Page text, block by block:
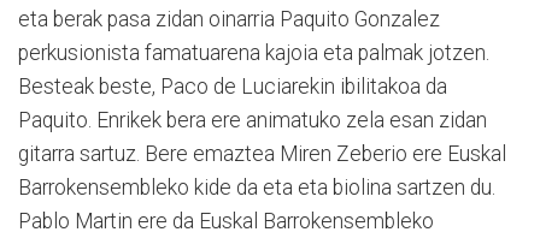
eta berak pasa zidan oinarria Paquito Gonzalez
perkusionista famatuarena kajoia eta palmak jotzen.
Besteak beste, Paco de Luciarekin ibilitakoa da
Paquito. Enrikek bera ere animatuko zela esan zidan
gitarra sartuz. Bere emaztea Miren Zeberio ere Euskal
Barrokensembleko kide da eta eta biolina sartzen du.
Pablo Martin ere da Euskal Barrokensembleko